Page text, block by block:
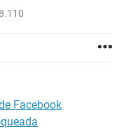
Facebook